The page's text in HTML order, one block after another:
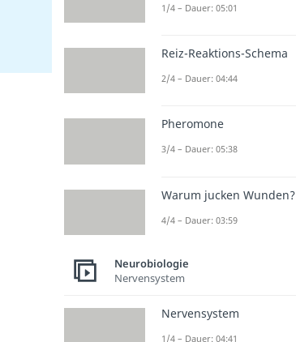
1/4 – Dauer: 05:01
Reiz-Reaktions-Schema
2/4 – Dauer: 04:44
Pheromone
3/4 – Dauer: 05:38
Warum jucken Wunden?
4/4 – Dauer: 03:59
Neurobiologie
Nervensystem
Nervensystem
1/4 – Dauer: 04:41